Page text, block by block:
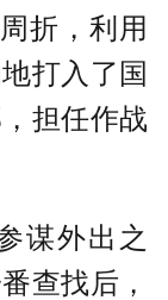
折，利用
打入了国
担任作战
谋外出之
查找后，